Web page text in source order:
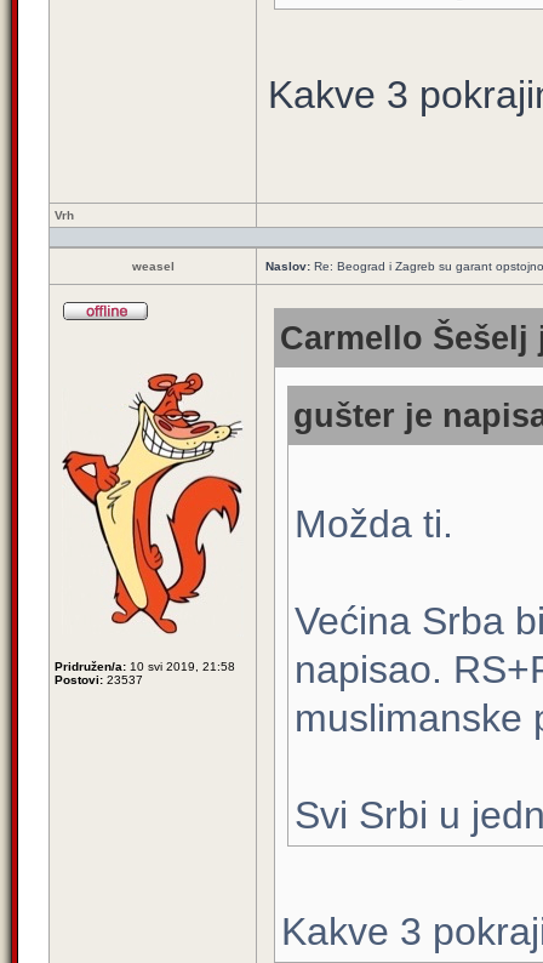
Kakve 3
Vrh
weasel Naslov: Re: Beograd i Zagreb su garant
Pridružen/a: 10 svi 2019, 21:58
Postovi: 23537
Carmello Šešelj
gušter je
Možda ti.
Većina Srba
napisao.
muslimanske
Svi Srbi u
Kakve 3